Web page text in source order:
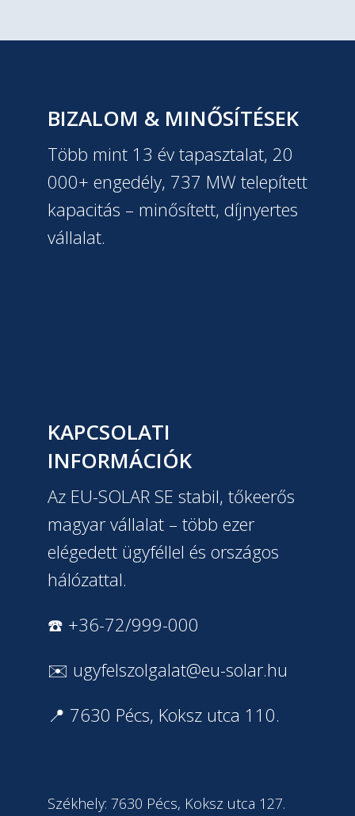
BIZALOM & MINŐSÍTÉSEK
Több mint 13 év tapasztalat, 20
000+ engedély, 737 MW telepített
kapacitás – minősített, díjnyertes
vállalat.
KAPCSOLATI
INFORMÁCIÓK
Az EU-SOLAR SE stabil, tőkeerős
magyar vállalat – több ezer
elégedett ügyféllel és országos
hálózattal.
☎️ +36-72/999-000
✉️ ugyfelszolgalat@eu-solar.hu
📍 7630 Pécs, Koksz utca 110.
Székhely: 7630 Pécs, Koksz utca 127.